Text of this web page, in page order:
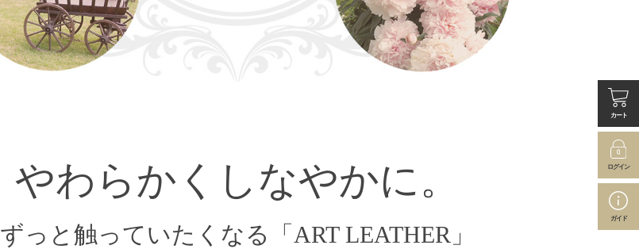
やわらかくしなやかに。
ずっと触っていたくなる「ART LEATHER」
カート
ログイン
ガイド